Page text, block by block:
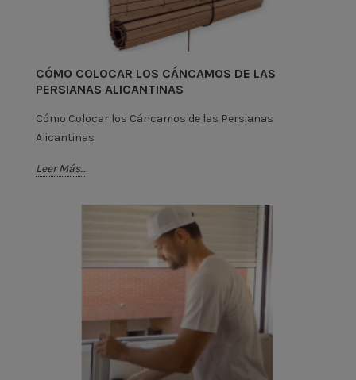
CÓMO COLOCAR LOS CÁNCAMOS DE LAS
PERSIANAS ALICANTINAS
Cómo Colocar los Cáncamos de las Persianas
Alicantinas
Leer Más...